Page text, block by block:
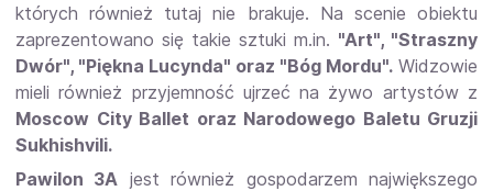
których również tutaj nie brakuje. Na scenie obiektu
zaprezentowano się takie sztuki m.in. "Art", "Straszny
Dwór", "Piękna Lucynda" oraz "Bóg Mordu". Widzowie
mieli również przyjemność ujrzeć na żywo artystów z
Moscow City Ballet oraz Narodowego Baletu Gruzji
Sukhishvili.
Pawilon 3A jest również gospodarzem największego